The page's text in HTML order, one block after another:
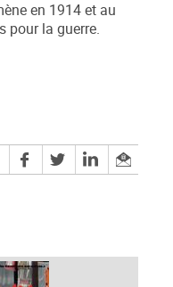
en 1914 et au
pour la guerre.